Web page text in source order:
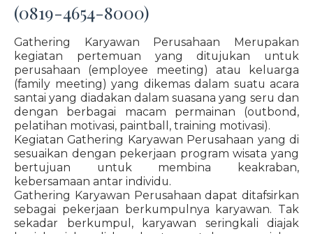
(0819-4654-8000)
Gathering Karyawan Perusahaan Merupakan
kegiatan pertemuan yang ditujukan untuk
perusahaan (employee meeting) atau keluarga
(family meeting) yang dikemas dalam suatu acara
santai yang diadakan dalam suasana yang seru dan
dengan berbagai macam permainan (outbond,
pelatihan motivasi, paintball, training motivasi).
Kegiatan Gathering Karyawan Perusahaan yang di
sesuaikan dengan pekerjaan program wisata yang
bertujuan untuk membina keakraban,
kebersamaan antar individu.
Gathering Karyawan Perusahaan dapat ditafsirkan
sebagai pekerjaan berkumpulnya karyawan. Tak
sekadar berkumpul, karyawan seringkali diajak